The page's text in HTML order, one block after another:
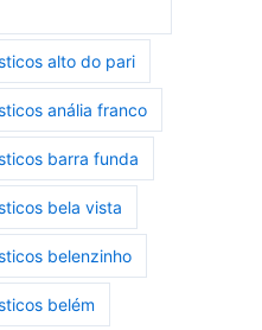
alto do pari
anália franco
barra funda
bela vista
belenzinho
belém